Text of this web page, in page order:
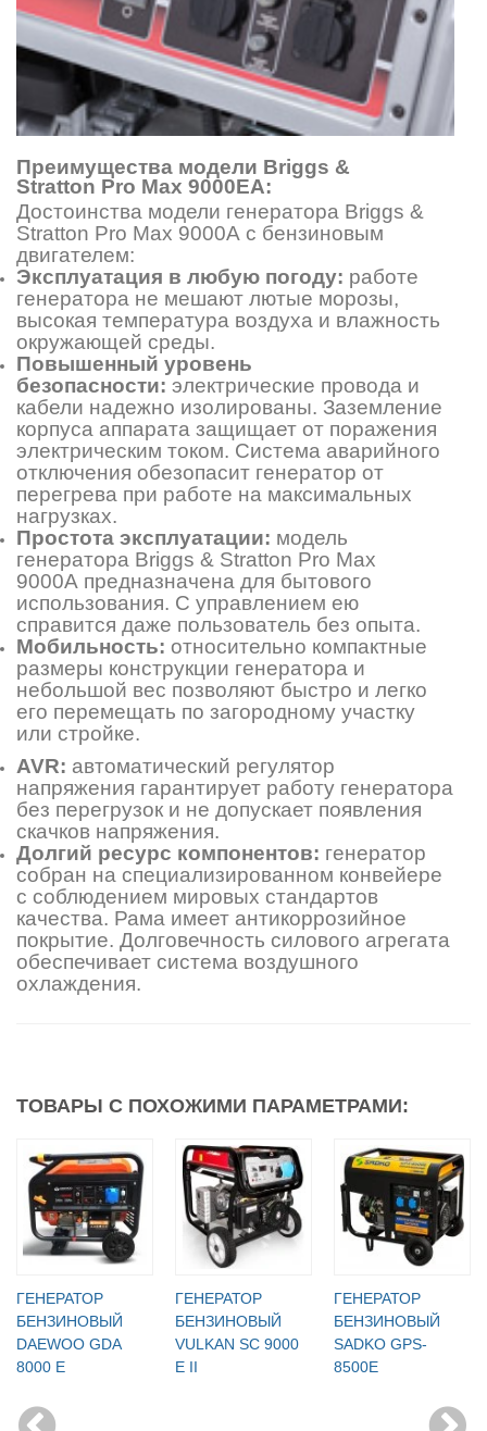
Преимущества модели Briggs &
Stratton Pro Max 9000ЕA:
Достоинства модели генератора Briggs &
Stratton Pro Max 9000A с бензиновым
двигателем:
Эксплуатация в любую погоду: работе
генератора не мешают лютые морозы,
высокая температура воздуха и влажность
окружающей среды.
Повышенный уровень
безопасности: электрические провода и
кабели надежно изолированы. Заземление
корпуса аппарата защищает от поражения
электрическим током. Система аварийного
отключения обезопасит генератор от
перегрева при работе на максимальных
нагрузках.
Простота эксплуатации: модель
генератора Briggs & Stratton Pro Max
9000A предназначена для бытового
использования. С управлением ею
справится даже пользователь без опыта.
Мобильность: относительно компактные
размеры конструкции генератора и
небольшой вес позволяют быстро и легко
его перемещать по загородному участку
или стройке.
AVR: автоматический регулятор
напряжения гарантирует работу генератора
без перегрузок и не допускает появления
скачков напряжения.
Долгий ресурс компонентов: генератор
собран на специализированном конвейере
с соблюдением мировых стандартов
качества. Рама имеет антикоррозийное
покрытие. Долговечность силового агрегата
обеспечивает система воздушного
охлаждения.
ТОВАРЫ С ПОХОЖИМИ ПАРАМЕТРАМИ:
ГЕНЕРАТОР
БЕНЗИНОВЫЙ
DAEWOO GDA
8000 Е
ГЕНЕРАТОР
БЕНЗИНОВЫЙ
VULKAN SC 9000
E ІІ
ГЕНЕРАТОР
БЕНЗИНОВЫЙ
SADKO GPS-
8500E